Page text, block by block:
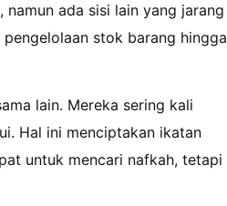
ada sisi lain yang jarang
stok barang hingga
lain. Mereka sering kali
Hal ini menciptakan ikatan
untuk mencari nafkah, tetapi